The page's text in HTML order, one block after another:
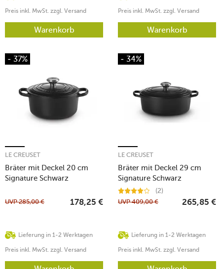
Preis inkl. MwSt. zzgl. Versand
Warenkorb
Preis inkl. MwSt. zzgl. Versand
Warenkorb
- 37%
Bräter mit Deckel 20 cm
Signature Schwarz
LE CREUSET
Lieferung in 1-2 Werktagen
UVP285,00 € 178,25 €
Preis inkl. MwSt. zzgl. Versand
- 34%
Bräter mit Deckel 29 cm
Signature Schwarz
LE CREUSET
(2)
Lieferung in 1-2 Werktagen
UVP409,00 € 265,85 €
Preis inkl. MwSt. zzgl. Versand